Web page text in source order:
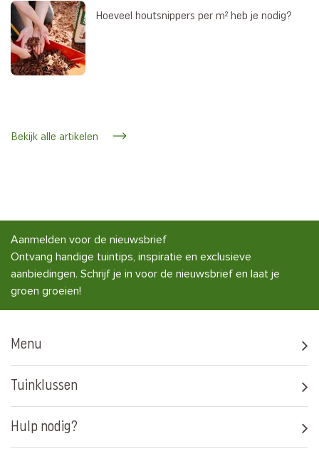
Hoeveel houtsnippers per m² heb je nodig?
Bekijk alle artikelen
Aanmelden voor de nieuwsbrief
Ontvang handige tuintips, inspiratie en exclusieve
aanbiedingen. Schrijf je in voor de nieuwsbrief en laat je
groen groeien!
Menu
Tuinklussen
Hulp nodig?